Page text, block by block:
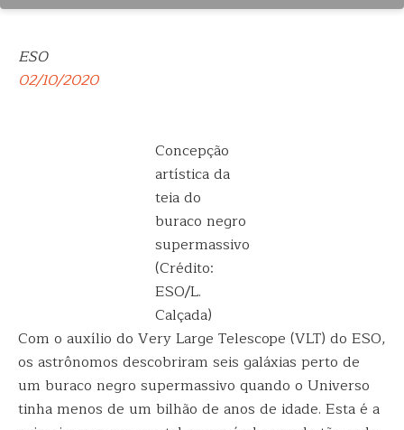
ESO
02/10/2020
Concepção
artística da
teia do
buraco negro
supermassivo
(Crédito:
ESO/L.
Calçada)
Com o auxílio do Very Large Telescope (VLT) do ESO,
os astrônomos descobriram seis galáxias perto de
um buraco negro supermassivo quando o Universo
tinha menos de um bilhão de anos de idade. Esta é a